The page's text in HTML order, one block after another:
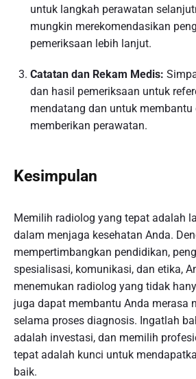
untuk langkah perawatan
mungkin merekomendasikan
pemeriksaan lebih lanjut.
Catatan dan Rekam Medis:
dan hasil pemeriksaan untuk
mendatang dan untuk membantu
memberikan perawatan.
Kesimpulan
Memilih radiolog yang tepat adalah
dalam menjaga kesehatan Anda.
mempertimbangkan pendidikan,
spesialisasi, komunikasi, dan etika,
menemukan radiolog yang tidak
juga dapat membantu Anda merasa
selama proses diagnosis. Ingatlah
adalah investasi, dan memilih
tepat adalah kunci untuk
baik.